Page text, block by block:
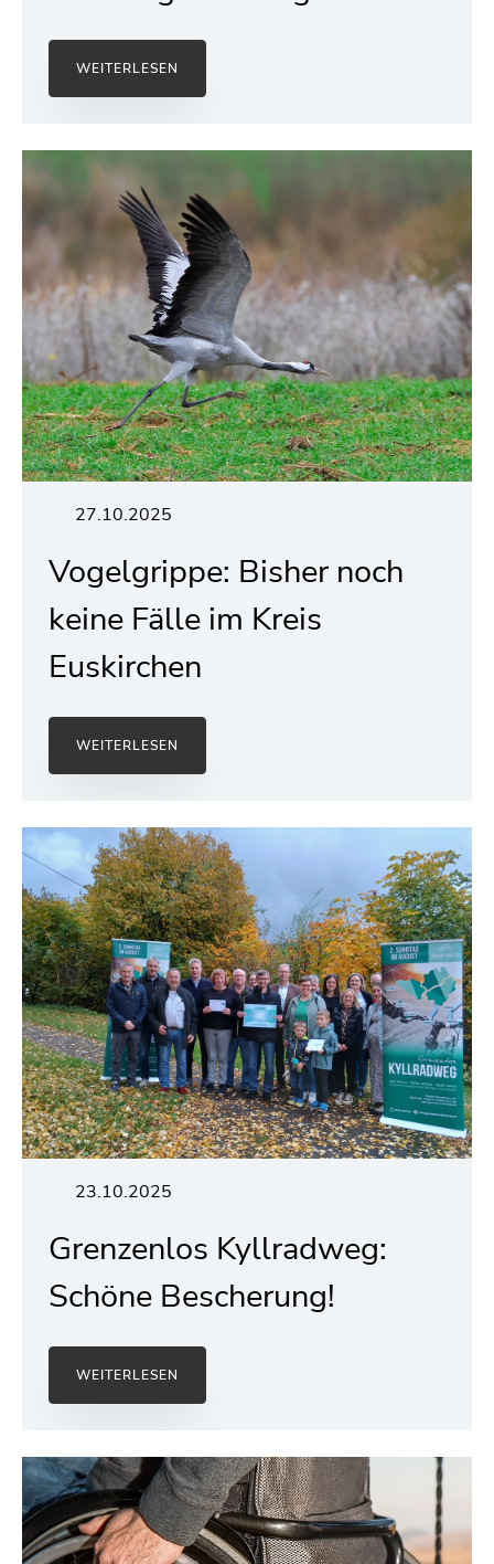
WEITERLESEN
27.10.2025
Vogelgrippe: Bisher noch
keine Fälle im Kreis
Euskirchen
WEITERLESEN
23.10.2025
Grenzenlos Kyllradweg:
Schöne Bescherung!
WEITERLESEN